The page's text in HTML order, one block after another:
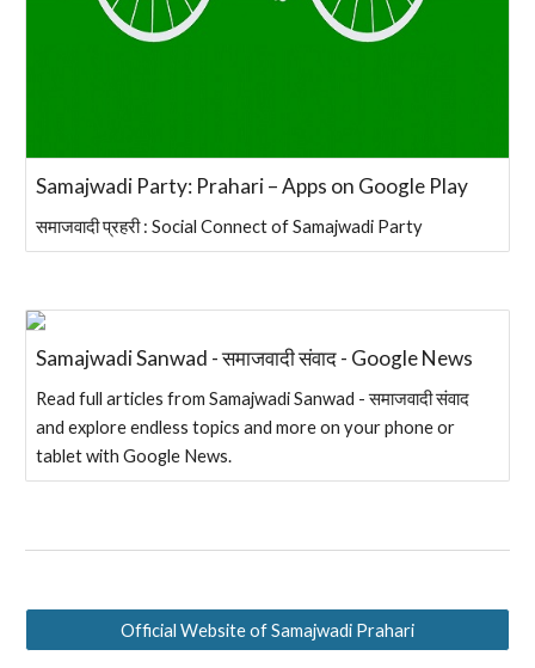
Samajwadi Party: Prahari – Apps on Google Play
समाजवादी प्रहरी : Social Connect of Samajwadi Party
Samajwadi Sanwad - समाजवादी संवाद - Google News
Read full articles from Samajwadi Sanwad - समाजवादी संवाद
and explore endless topics and more on your phone or
tablet with Google News.
Official Website of Samajwadi Prahari